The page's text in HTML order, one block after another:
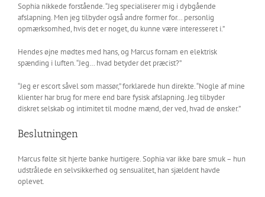
Sophia nikkede forstående. “Jeg specialiserer mig i dybgående
afslapning. Men jeg tilbyder også andre former for… personlig
opmærksomhed, hvis det er noget, du kunne være interesseret i.”
Hendes øjne mødtes med hans, og Marcus fornam en elektrisk
spænding i luften. “Jeg… hvad betyder det præcist?”
“Jeg er escort såvel som massør,” forklarede hun direkte. “Nogle af mine
klienter har brug for mere end bare fysisk afslapning. Jeg tilbyder
diskret selskab og intimitet til modne mænd, der ved, hvad de ønsker.”
Beslutningen
Marcus følte sit hjerte banke hurtigere. Sophia var ikke bare smuk – hun
udstrålede en selvsikkerhed og sensualitet, han sjældent havde
oplevet.